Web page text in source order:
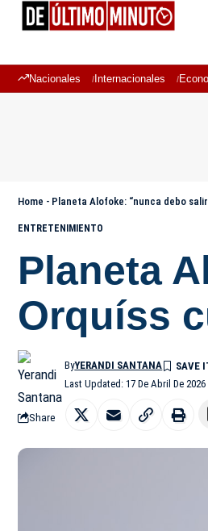
Nacionales Internacionales
Home - Planeta Alofoke: “nunca debo
ENTRETENIMIENTO
Planeta
Orquíss
Last Updated: 17 De Abril De 2026
ByYERANDI SANTANA
Share